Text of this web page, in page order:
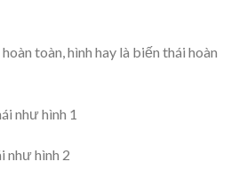
toàn, hình hay là biến thái hoàn
như hình 1
như hình 2